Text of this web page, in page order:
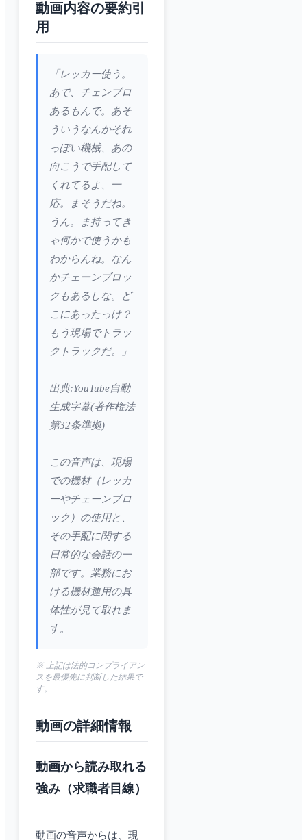
動画内容の要約引
用
「レッカー使う。
あで、チェンブロ
あるもんで。あそ
ういうなんかそれ
っぽい機械、あの
向こうで手配して
くれてるよ、一
応。まそうだね。
うん。ま持ってき
ゃ何かで使うかも
わからんね。なん
かチェーンブロッ
クもあるしな。ど
こにあったっけ？
もう現場でトラッ
クトラックだ。」
出典:YouTube自動
生成字幕(著作権法
第32条準拠)
この音声は、現場
での機材（レッカ
ーやチェーンブロ
ック）の使用と、
その手配に関する
日常的な会話の一
部です。業務にお
ける機材運用の具
体性が見て取れま
す。
※ 上記は法的コンプライアン
スを最優先に判断した結果で
す。
動画の詳細情報
動画から読み取れる
強み（求職者目線）
動画の音声からは、現